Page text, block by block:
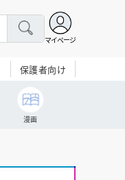
マイページ
保護者向け
漫画